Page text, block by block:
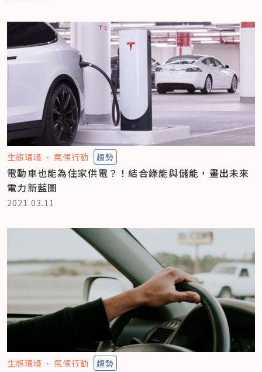
生態環境 氣候行動 趨勢
電動車也能為住家供電？！結合綠能與儲能，畫出未來
電力新藍圖
2021.03.11
生態環境 氣候行動 趨勢